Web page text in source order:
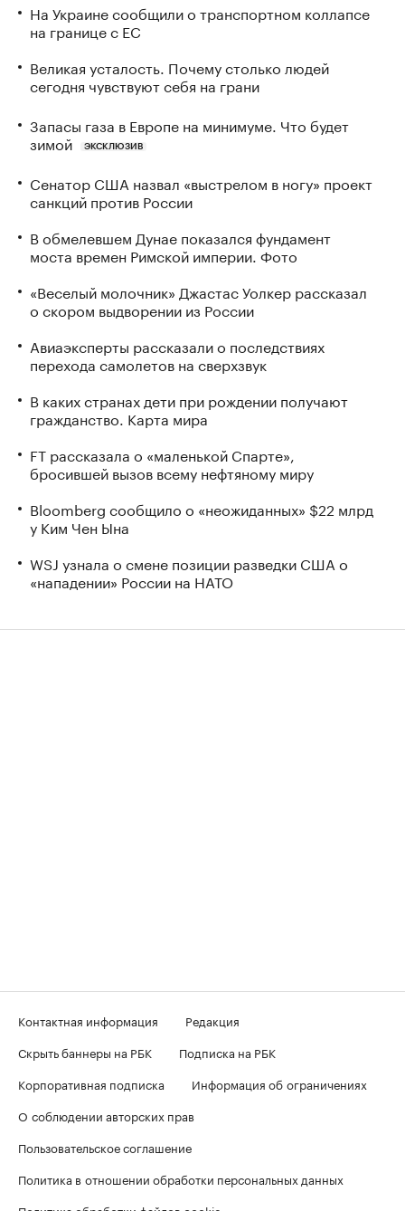
На Украине сообщили о транспортном коллапсе
на границе с ЕС
Великая усталость. Почему столько людей
сегодня чувствуют себя на грани
Запасы газа в Европе на минимуме. Что будет
зимой
ЭКСКЛЮЗИВ
Сенатор США назвал «выстрелом в ногу» проект
санкций против России
В обмелевшем Дунае показался фундамент
моста времен Римской империи. Фото
«Веселый молочник» Джастас Уолкер рассказал
о скором выдворении из России
Авиаэксперты рассказали о последствиях
перехода самолетов на сверхзвук
В каких странах дети при рождении получают
гражданство. Карта мира
FT рассказала о «маленькой Спарте»,
бросившей вызов всему нефтяному миру
Bloomberg сообщило о «неожиданных» $22 млрд
у Ким Чен Ына
WSJ узнала о смене позиции разведки США о
«нападении» России на НАТО
Контактная информация
Редакция
Скрыть баннеры на РБК
Подписка на РБК
Корпоративная подписка
Информация об ограничениях
О соблюдении авторских прав
Пользовательское соглашение
Политика в отношении обработки персональных данных